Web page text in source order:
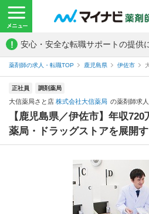
! 安心・安全な転職サポートの提供
薬剤師の求人・転職TOP 鹿児島県 伊佐市
正社員 調剤薬局
大信薬局さと店 株式会社大信薬局 の薬剤師求人
【鹿児島県／伊佐市】年収
薬局・ドラッグストアを展開